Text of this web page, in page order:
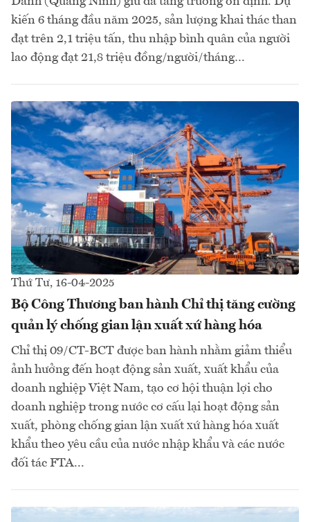
kiến 6 tháng đầu năm 2025, sản lượng khai thác than
đạt trên 2,1 triệu tấn, thu nhập bình quân của người
lao động đạt 21,8 triệu đồng/người/tháng…
Thứ Tư, 16-04-2025
Bộ Công Thương ban hành Chỉ thị tăng cường
quản lý chống gian lận xuất xứ hàng hóa
Chỉ thị 09/CT-BCT được ban hành nhằm giảm thiểu
ảnh hưởng đến hoạt động sản xuất, xuất khẩu của
doanh nghiệp Việt Nam, tạo cơ hội thuận lợi cho
doanh nghiệp trong nước cơ cấu lại hoạt động sản
xuất, phòng chống gian lận xuất xứ hàng hóa xuất
khẩu theo yêu cầu của nước nhập khẩu và các nước
đối tác FTA...